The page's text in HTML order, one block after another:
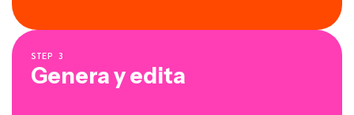
STEP 3
Genera y edita